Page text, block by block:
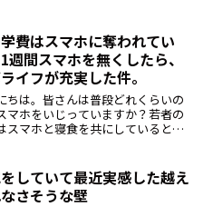
費はスマホに奪われてい
週間スマホを無くしたら、
イフが充実した件。
ちは。皆さんは普段どれくらいの
マホをいじっていますか？若者の
スマホと寝食を共にしていると言
まいました。無事なくしたスマホ
に戻ってきました...
していて最近実感した越え
さそうな壁